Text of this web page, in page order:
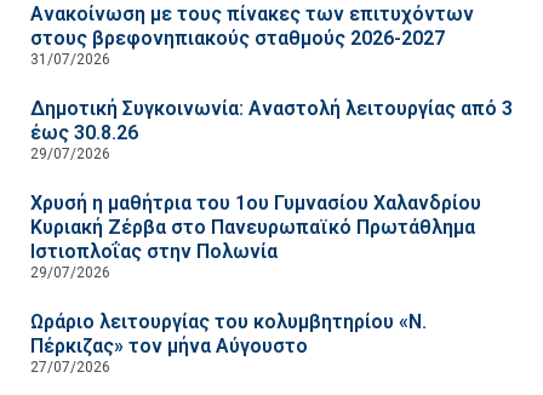
Ανακοίνωση με τους πίνακες των επιτυχόντων
στους βρεφονηπιακούς σταθμούς 2026-2027
31/07/2026
Δημοτική Συγκοινωνία: Αναστολή λειτουργίας από 3
έως 30.8.26
29/07/2026
Χρυσή η μαθήτρια του 1ου Γυμνασίου Χαλανδρίου
Κυριακή Ζέρβα στο Πανευρωπαϊκό Πρωτάθλημα
Ιστιοπλοΐας στην Πολωνία
29/07/2026
Ωράριο λειτουργίας του κολυμβητηρίου «Ν.
Πέρκιζας» τον μήνα Αύγουστο
27/07/2026